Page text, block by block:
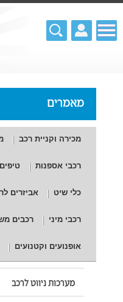
מאמרים
מכירה וקניית רכב
רכבי אספנות טיפים
כלי שיט אביזרים
רכבי מיני רכבים
אופנועים וקטנועים
מערכות ניווט לרכב